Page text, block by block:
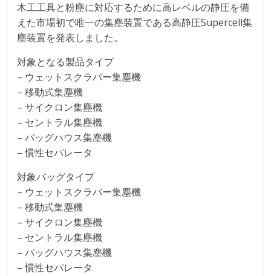
木工工具と粉塵に対応するために高レベルの静圧を備
えた市場初で唯一の集塵装置である高静圧Supercell集
塵装置を発表しました。
対象となる製品タイプ
– ウェットスクラバー集塵機
– 移動式集塵機
– サイクロン集塵機
– セントラル集塵機
– バッグハウス集塵機
– 慣性セパレータ
対象バッグタイプ
– ウェットスクラバー集塵機
– 移動式集塵機
– サイクロン集塵機
– セントラル集塵機
– バッグハウス集塵機
– 慣性セパレータ